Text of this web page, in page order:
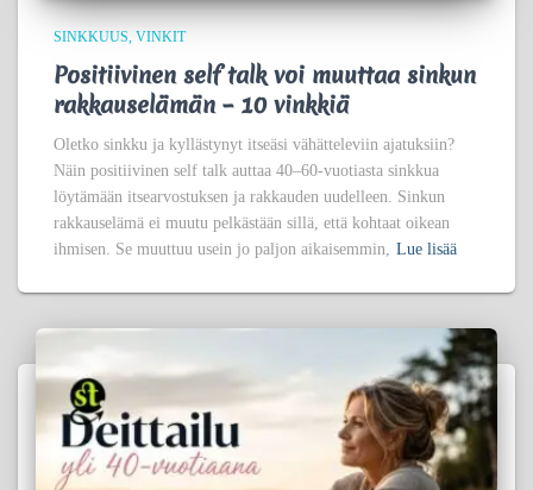
SINKKUUS VINKIT
Positiivinen self talk voi muuttaa sinkun
rakkauselämän – 10 vinkkiä
Oletko sinkku ja kyllästynyt itseäsi vähätteleviin ajatuksiin?
Näin positiivinen self talk auttaa 40–60-vuotiasta sinkkua
löytämään itsearvostuksen ja rakkauden uudelleen. Sinkun
rakkauselämä ei muutu pelkästään sillä, että kohtaat oikean
ihmisen. Se muuttuu usein jo paljon aikaisemmin,
Lue lisää